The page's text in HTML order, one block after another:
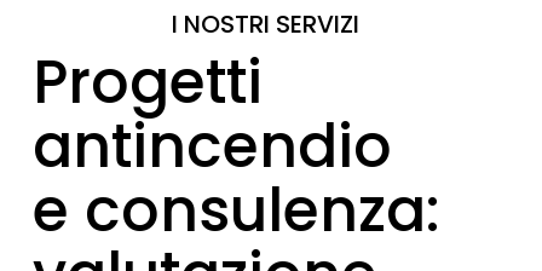
I NOSTRI SERVIZI
Progetti
antincendio
e consulenza: